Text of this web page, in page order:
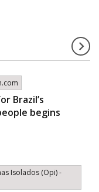
Brazil’s
begins
Isolados (Opi) -